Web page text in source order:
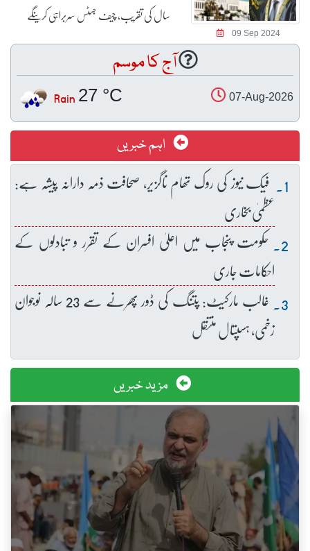
09 Sep 2024
سال کی تقریب، چیف جسٹس سربراہی کرینگے
آج کا موسم
07-Aug-2026
27 °C
Rain
اہم خبریں
فیک نیوز کی روک تھام ناگزیر، صحافت ذمہ دارانہ پیشہ ہے:
عظمیٰ بخاری
حکومت پنجاب میں اعلیٰ افسران کے تقرر و تبادلوں کے
احکامات جاری
غالب مارکیٹ: پتنگ کی ڈور پھرنے سے 23 سالہ نوجوان
زخمی، ہسپتال منتقل
مزید خبریں